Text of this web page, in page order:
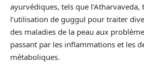
ayurvédiques, tels que
l’utilisation de guggul pour traiter
des maladies de la peau aux
passant par les inflammations et les
métaboliques.